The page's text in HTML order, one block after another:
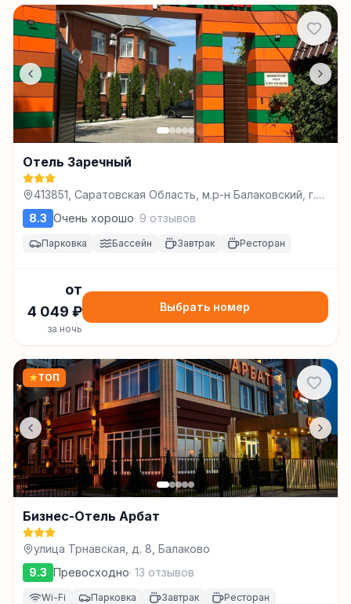
Отель Заречный
413851, Саратовская Область, м.р-н Балаковский, г.п.
город Балаково, г Балаково, ул Заречная, з/у 1/9,
Балаково
8.3 Очень хорошо· 9 отзывов
Парковка Бассейн Завтрак Ресторан
от
4 049 ₽
за ночь
Выбрать номер
★ТОП
Бизнес-Отель Арбат
улица Трнавская, д. 8, Балаково
9.3 Превосходно· 13 отзывов
Wi-Fi Парковка Завтрак Ресторан